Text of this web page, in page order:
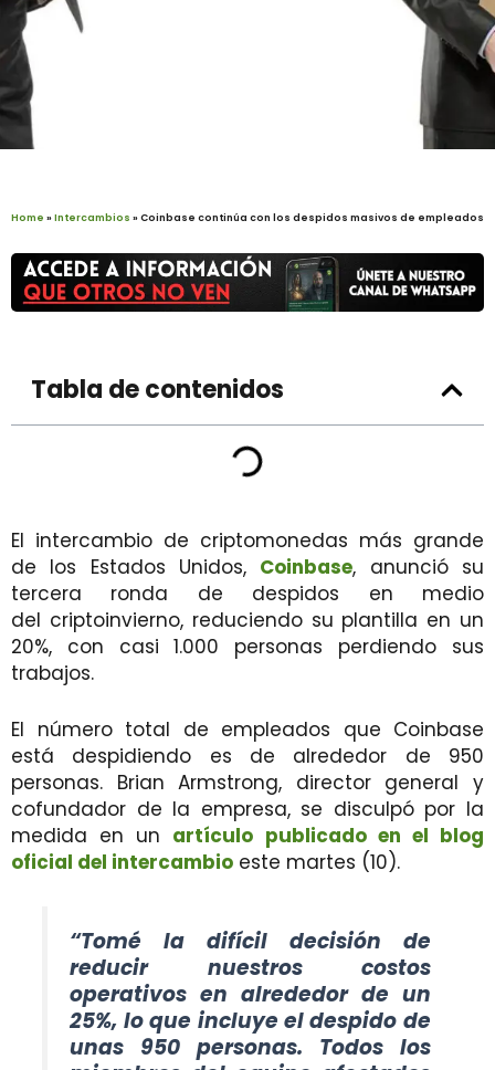
Home »Intercambios »Coinbase continúa con los despidos masivos de empleados
Tabla de contenidos
El intercambio de criptomonedas más grande
de los Estados Unidos, Coinbase, anunció su
tercera ronda de despidos en medio
del criptoinvierno, reduciendo su plantilla en un
20%, con casi 1.000 personas perdiendo sus
trabajos.
El número total de empleados que Coinbase
está despidiendo es de alrededor de 950
personas. Brian Armstrong, director general y
cofundador de la empresa, se disculpó por la
medida en un artículo publicado en el blog
oficial del intercambio este martes (10).
“Tomé la difícil decisión de
reducir nuestros costos
operativos en alrededor de un
25%, lo que incluye el despido de
unas 950 personas. Todos los